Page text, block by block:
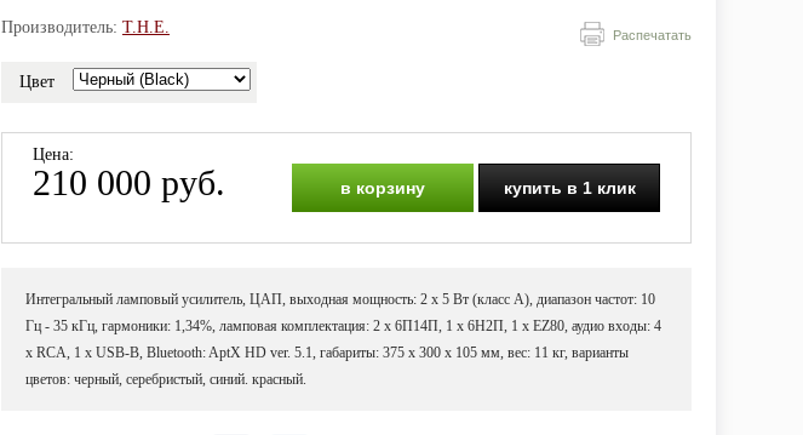
Распечатать
Производитель: T.H.E.
Цвет
Цена:
210 000 руб. в корзину купить в 1 клик
Интегральный ламповый усилитель, ЦАП, выходная мощность: 2 х 5 Вт (класс А), диапазон частот: 10
Гц - 35 кГц, гармоники: 1,34%, ламповая комплектация: 2 x 6П14П, 1 х 6Н2П, 1 х EZ80, аудио входы: 4
х RCA, 1 х USB-B, Bluetooth: AptX HD ver. 5.1, габариты: 375 х 300 х 105 мм, вес: 11 кг, варианты
цветов: черный, серебристый, синий. красный.